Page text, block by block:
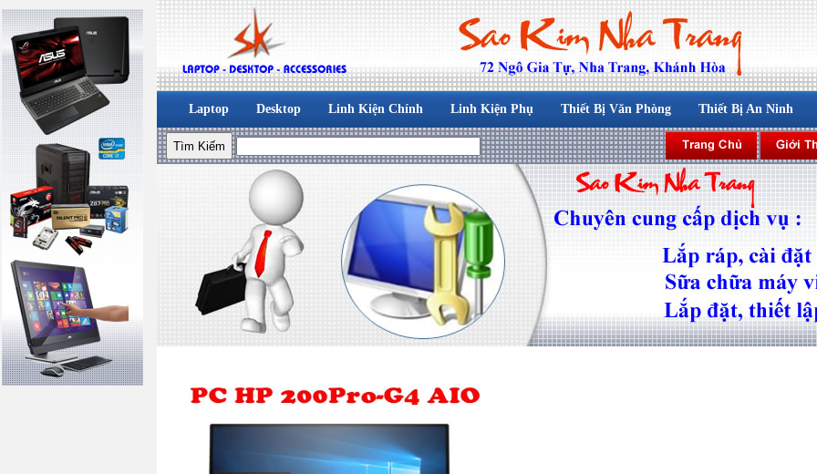
Laptop Desktop Linh Kiện Chính Linh Kiện Phụ Thiết Bị Văn Phòng Thiết Bị An Ninh